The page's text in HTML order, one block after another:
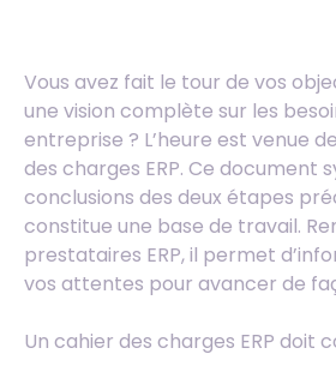
Vous avez fait le tour de vos
une vision complète sur les
entreprise ? L’heure est venue
des charges ERP. Ce document
conclusions des deux étapes
constitue une base de travail.
prestataires ERP, il permet
vos attentes pour avancer de
Un cahier des charges ERP doit